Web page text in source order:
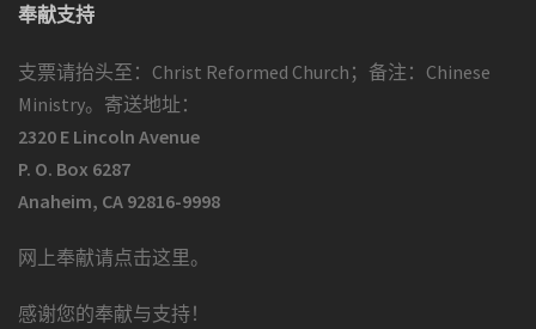
奉献支持
支票请抬头至：Christ Reformed Church；备注：Chinese
Ministry。寄送地址：
2320 E Lincoln Avenue
P. O. Box 6287
Anaheim, CA 92816-9998
网上奉献请点击这里。
感谢您的奉献与支持！